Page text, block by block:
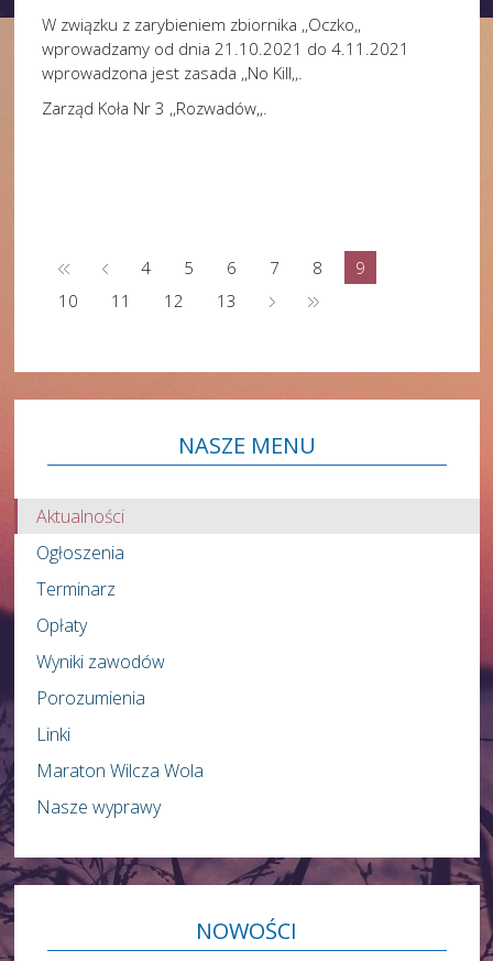
W związku z zarybieniem zbiornika ,,Oczko,,
wprowadzamy od dnia 21.10.2021 do 4.11.2021
wprowadzona jest zasada ,,No Kill,,.
Zarząd Koła Nr 3 ,,Rozwadów,,.
4 5 6 7 8
9
10
11 12 13
NASZE MENU
Aktualności
Ogłoszenia
Terminarz
Opłaty
Wyniki zawodów
Porozumienia
Linki
Maraton Wilcza Wola
Nasze wyprawy
NOWOŚCI